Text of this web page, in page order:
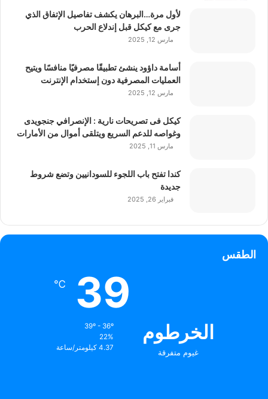
لأول مرة…البرهان يكشف تفاصيل الإتفاق الذي
جرى مع كيكل قبل إندلاع الحرب
مارس 12, 2025
أسامة داؤود ينشئ تطبيقًا مصرفيًا منافسًا ويتيح
العمليات المصرفية دون إستخدام الإنترنت
مارس 12, 2025
كيكل فى تصريحات نارية : الإنصرافي جنجويدى
وغواصه للدعم السريع ويتلقى أموال من الأمارات
مارس 11, 2025
كندا تفتح باب اللجوء للسودانيين وتضع شروط
جديدة
فبراير 26, 2025
الطقس
الخرطوم
غيوم متفرقة
39
℃
22%
4.37 كيلومتر/ساعة